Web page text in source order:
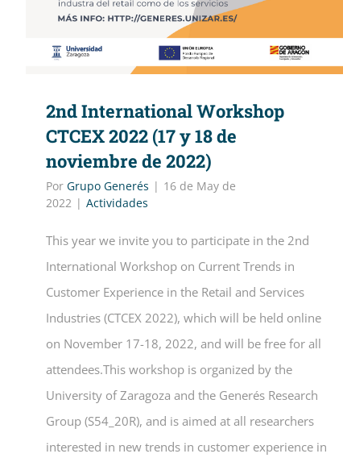
2nd International Workshop
CTCEX 2022 (17 y 18 de
noviembre de 2022)
Por Grupo Generés | 16 de May de
2022 | Actividades
This year we invite you to participate in the 2nd
International Workshop on Current Trends in
Customer Experience in the Retail and Services
Industries (CTCEX 2022), which will be held online
on November 17-18, 2022, and will be free for all
attendees.This workshop is organized by the
University of Zaragoza and the Generés Research
Group (S54_20R), and is aimed at all researchers
interested in new trends in customer experience in